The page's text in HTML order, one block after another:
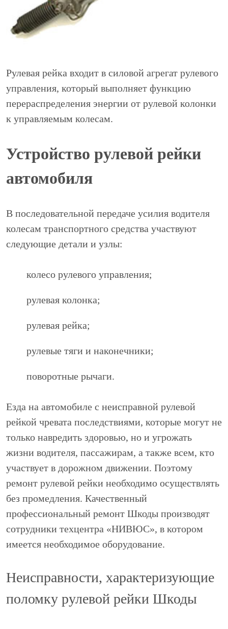
Рулевая рейка входит в силовой агрегат рулевого
управления, который выполняет функцию
перераспределения энергии от рулевой колонки
к управляемым колесам.
Устройство рулевой рейки
автомобиля
В последовательной передаче усилия водителя
колесам транспортного средства участвуют
следующие детали и узлы:
колесо рулевого управления;
рулевая колонка;
рулевая рейка;
рулевые тяги и наконечники;
поворотные рычаги.
Езда на автомобиле с неисправной рулевой
рейкой чревата последствиями, которые могут не
только навредить здоровью, но и угрожать
жизни водителя, пассажирам, а также всем, кто
участвует в дорожном движении. Поэтому
ремонт рулевой рейки необходимо осуществлять
без промедления. Качественный
профессиональный ремонт Шкоды производят
сотрудники техцентра «НИВЮС», в котором
имеется необходимое оборудование.
Неисправности, характеризующие
поломку рулевой рейки Шкоды